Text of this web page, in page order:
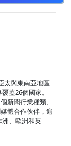
太與東南亞地區
蓋26個國家。
新聞行業種類、
體合作伙伴，遍
洲、歐洲和英